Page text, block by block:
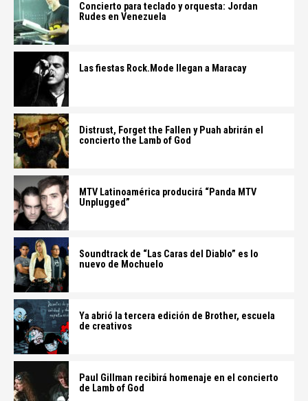
Concierto para teclado y orquesta: Jordan
Rudes en Venezuela
Las fiestas Rock.Mode llegan a Maracay
Distrust, Forget the Fallen y Puah abrirán el
concierto the Lamb of God
MTV Latinoamérica producirá “Panda MTV
Unplugged”
Soundtrack de “Las Caras del Diablo” es lo
nuevo de Mochuelo
Ya abrió la tercera edición de Brother, escuela
de creativos
Paul Gillman recibirá homenaje en el concierto
de Lamb of God